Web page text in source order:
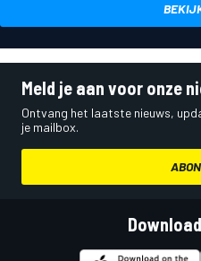
Meld je aan voor onze
Ontvang het laatste nieuws,
je mailbox.